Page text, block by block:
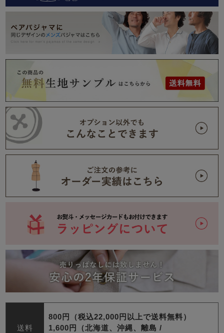
送料
800円（税込22,000円以上で送料無料）
1,600円（北海道、沖縄、離島 /